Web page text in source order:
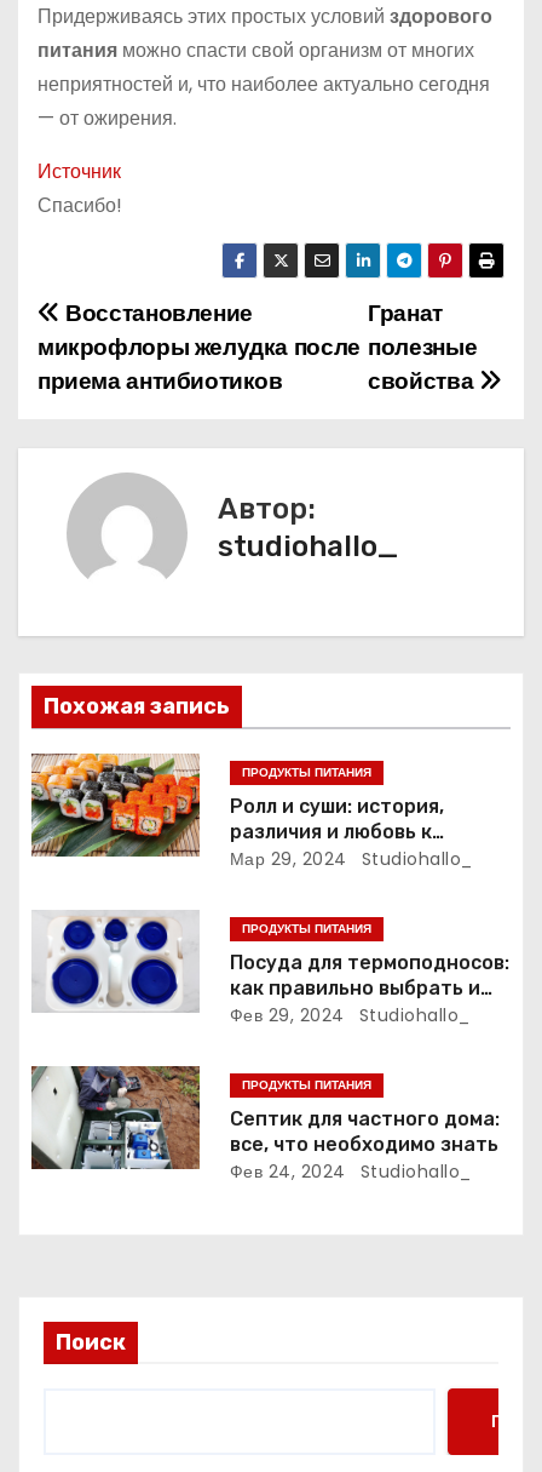
Придерживаясь этих простых условий здорового
питания можно спасти свой организм от многих
неприятностей и, что наиболее актуально сегодня
— от ожирения.
Источник
Спасибо!
Н
а
ц
и
я
п
о
а
п
с
я
Гранат
полезные
свойства
Восстановление
микрофлоры желудка после
приема антибиотиков
Автор:
studiohallo_
Похожая запись
ПРОДУКТЫ ПИТАНИЯ
Ролл и суши: история,
различия и любовь к
японской кухне
Мар 29, 2024 Studiohallo_
ПРОДУКТЫ ПИТАНИЯ
Посуда для термоподносов:
как правильно выбрать и
использовать
Фев 29, 2024 Studiohallo_
ПРОДУКТЫ ПИТАНИЯ
Септик для частного дома:
все, что необходимо знать
Фев 24, 2024 Studiohallo_
Поиск
Поиск